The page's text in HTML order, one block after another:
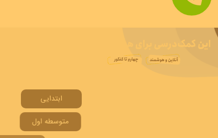
ابتدایی
متوسطه اول